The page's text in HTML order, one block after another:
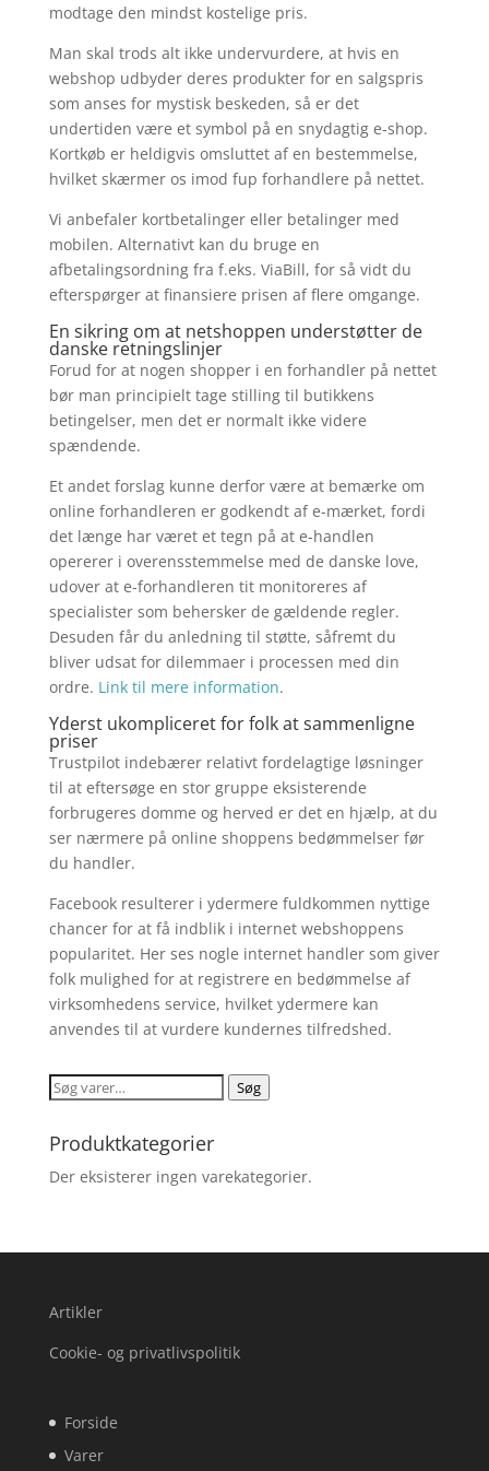
modtage den mindst kostelige pris.
Man skal trods alt ikke undervurdere, at hvis en
webshop udbyder deres produkter for en salgspris
som anses for mystisk beskeden, så er det
undertiden være et symbol på en snydagtig e-shop.
Kortkøb er heldigvis omsluttet af en bestemmelse,
hvilket skærmer os imod fup forhandlere på nettet.
Vi anbefaler kortbetalinger eller betalinger med
mobilen. Alternativt kan du bruge en
afbetalingsordning fra f.eks. ViaBill, for så vidt du
efterspørger at finansiere prisen af flere omgange.
En sikring om at netshoppen understøtter de
danske retningslinjer
Forud for at nogen shopper i en forhandler på nettet
bør man principielt tage stilling til butikkens
betingelser, men det er normalt ikke videre
spændende.
Et andet forslag kunne derfor være at bemærke om
online forhandleren er godkendt af e-mærket, fordi
det længe har været et tegn på at e-handlen
opererer i overensstemmelse med de danske love,
udover at e-forhandleren tit monitoreres af
specialister som behersker de gældende regler.
Desuden får du anledning til støtte, såfremt du
bliver udsat for dilemmaer i processen med din
ordre. Link til mere information.
Yderst ukompliceret for folk at sammenligne
priser
Trustpilot indebærer relativt fordelagtige løsninger
til at eftersøge en stor gruppe eksisterende
forbrugeres domme og herved er det en hjælp, at du
ser nærmere på online shoppens bedømmelser før
du handler.
Facebook resulterer i ydermere fuldkommen nyttige
chancer for at få indblik i internet webshoppens
popularitet. Her ses nogle internet handler som giver
folk mulighed for at registrere en bedømmelse af
virksomhedens service, hvilket ydermere kan
anvendes til at vurdere kundernes tilfredshed.
Søg
Søg
Produktkategorier
Der eksisterer ingen varekategorier.
Artikler
Cookie- og privatlivspolitik
Forside
Varer